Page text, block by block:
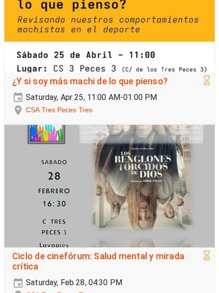
¿Y si soy más machi de lo que pienso?
Saturday, Apr 25, 11:00 AM-01:00 PM
CSA Tres Peces Tres
Ciclo de cinefórum: Salud mental y mirada
crítica
Saturday, Feb 28, 04:30 PM